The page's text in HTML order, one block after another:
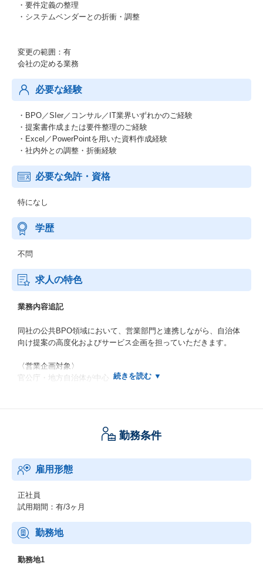
・要件定義の整理
・システムベンダーとの折衝・調整
変更の範囲：有
会社の定める業務
必要な経験
・BPO／SIer／コンサル／IT業界いずれかのご経験
・提案書作成または要件整理のご経験
・Excel／PowerPointを用いた資料作成経験
・社内外との調整・折衝経験
必要な免許・資格
特になし
学歴
不問
求人の特色
業務内容追記
同社の公共BPO領域において、営業部門と連携しながら、自治体
向け提案の高度化およびサービス企画を担っていただきます。
〈営業企画対象〉
官公庁・地方自治体が中心
・大規模: 数億円規模、数千名プロジェクト
本ポジションは単なる営業支援ではなく、「営業 × DX × 事業設
計」を横断する開発したサービスのプリセールス／営業企画ポジ
ションです。
生成AIやOCR（紙書類をデータ化する技術）などの新しいテクノ
ロジーも活用しながら、自治体業務の効率化や業務改善を企画・
大型BPO案件の受注確度向上や競争優位性の構築を目指していた
だきます。
勤務条件
雇用形態
正社員
試用期間：有/3ヶ月
勤務地
勤務地1